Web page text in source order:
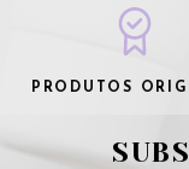
PRODUTOS